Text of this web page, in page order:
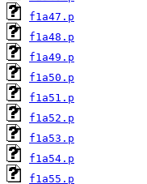
f1a47.p
f1a48.p
f1a49.p
f1a50.p
f1a51.p
f1a52.p
f1a53.p
f1a54.p
f1a55.p